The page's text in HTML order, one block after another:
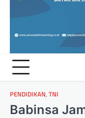
PENDIDIKAN, TNI
Babinsa